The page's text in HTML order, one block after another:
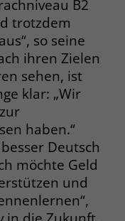
B2
trotzdem
so seine
ihren Zielen
sehen, ist
klar: „Wir
haben.“
Deutsch
möchte Geld
und